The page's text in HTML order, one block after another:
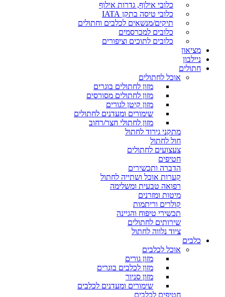
כלובי אילוף, גדרות אילוף
כלובי טיסה בתקן IATA
תיקים/מנשאים לכלבים וחתולים
כלובים למכרסמים
כלובים לתוכים וציפורים
מציאון
ניילבון
חתולים
אוכל לחתולים
מזון לחתולים בוגרים
מזון לחתולים מסורסים
מזון קיטן לגורים
שימורים ומעדנים לחתולים
מזון לחתולי חצר/רחוב
מתקני גירוד לחתול
חול לחתול
צעצועים לחתולים
חטיפים
הדברה ותכשירים
קערות אוכל ושתייה לחתול
רפואה טבעית ומשלימה
מיטות ומזרנים
קולרים וריתמות
תכשירי טיפוח והגיינה
שירותים לחתולים
ציוד נלווה לחתול
כלבים
אוכל לכלבים
מזון גורים
מזון לכלבים בוגרים
מזון סניור
שימורים ומעדנים לכלבים
חטיפים לכלבים